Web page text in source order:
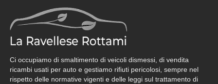
Ci occupiamo di smaltimento di veicoli dismessi, di vendita
ricambi usati per auto e gestiamo rifiuti pericolosi, sempre nel
rispetto delle normative vigenti e delle leggi sul trattamento di